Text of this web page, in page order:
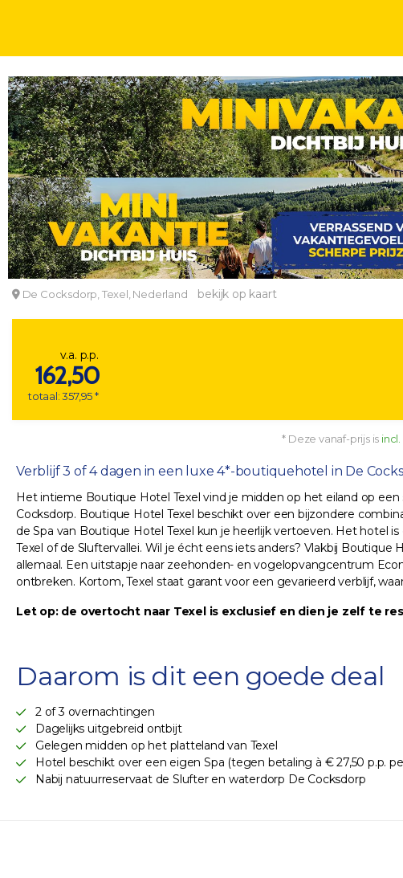
WEEKENDJE AAN OF NABIJ DE KUST 3 OF 4 DAGEN INCL. ONTBIJT
Luxe 4*-boutiquehotel in De Cocksdorp op Texel incl.
Boutique Hotel Texel
De Cocksdorp, Texel, Nederland bekijk op kaart
v.a. p.p.
162,50
totaal: 357,95 *
* Deze vanaf-prijs is
Verblijf 3 of 4 dagen in een luxe 4*-boutiquehotel in De
Het intieme Boutique Hotel Texel vind je midden op het eiland op
Cocksdorp. Boutique Hotel Texel beschikt over een bijzondere
de Spa van Boutique Hotel Texel kun je heerlijk vertoeven. Het hotel
Texel of de Sluftervallei. Wil je écht eens iets anders? Vlakbij
allemaal. Een uitstapje naar zeehonden- en vogelopvangcentrum
ontbreken. Kortom, Texel staat garant voor een gevarieerd verblijf,
Let op: de overtocht naar Texel is exclusief en dien je zelf te
Daarom is dit een goede deal
2 of 3 overnachtingen
Dagelijks uitgebreid ontbijt
Gelegen midden op het platteland van Texel
Hotel beschikt over een eigen Spa (tegen betaling à € 27,50 p.p.
Nabij natuurreservaat de Slufter en waterdorp De Cocksdorp